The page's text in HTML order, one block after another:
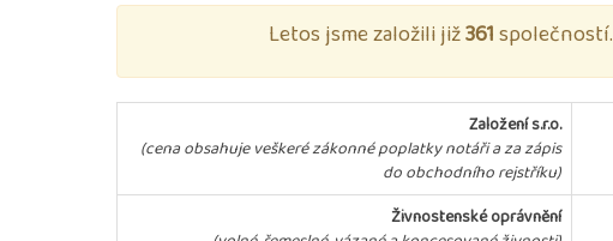
Letos jsme založili již361společností.
Založení s.r.o.
(cena obsahuje veškeré zákonné poplatky notáři a za zápis
do obchodního rejstříku)
Živnostenské oprávnění